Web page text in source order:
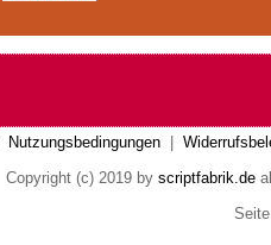
Nutzungsbedingungen|
Copyright (c) 2019 by scriptfabrik.de